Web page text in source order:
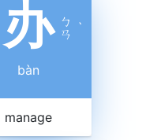
办 ㄅ
ㄢ ˋ
bàn
manage